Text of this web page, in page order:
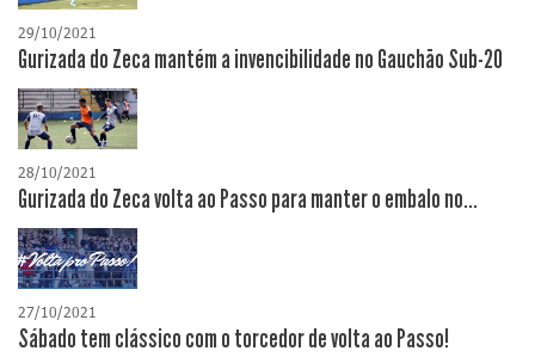
29/10/2021
Gurizada do Zeca mantém a invencibilidade no Gauchão Sub-20
28/10/2021
Gurizada do Zeca volta ao Passo para manter o embalo no...
27/10/2021
Sábado tem clássico com o torcedor de volta ao Passo!